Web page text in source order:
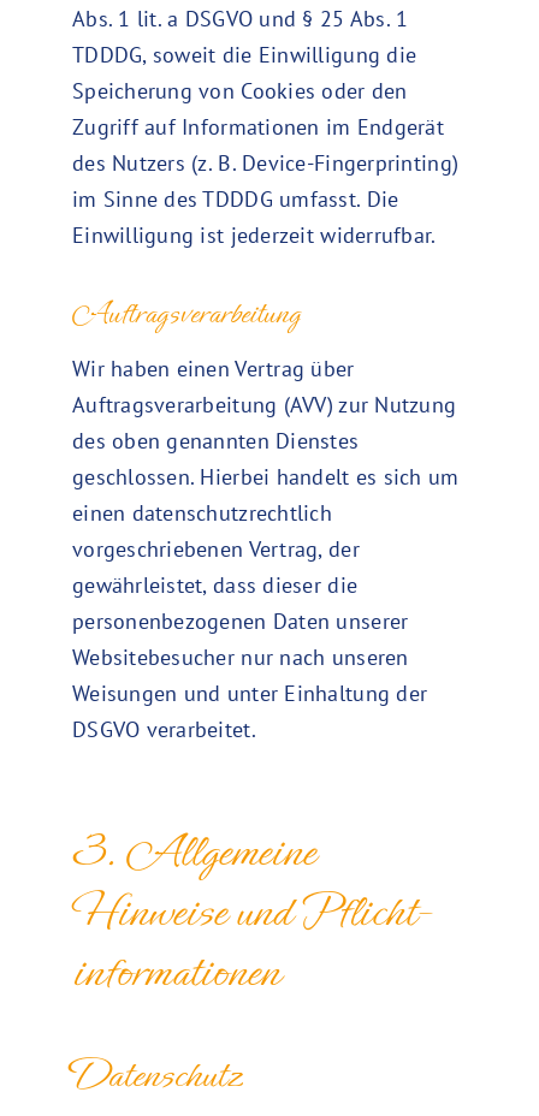
Abs. 1 lit. a DSGVO und § 25 Abs. 1
TDDDG, soweit die Einwilligung die
Speicherung von Cookies oder den
Zugriff auf Informationen im Endgerät
des Nutzers (z. B. Device-Fingerprinting)
im Sinne des TDDDG umfasst. Die
Einwilligung ist jederzeit widerrufbar.
Auftragsverarbeitung
Wir haben einen Vertrag über
Auftragsverarbeitung (AVV) zur Nutzung
des oben genannten Dienstes
geschlossen. Hierbei handelt es sich um
einen datenschutzrechtlich
vorgeschriebenen Vertrag, der
gewährleistet, dass dieser die
personenbezogenen Daten unserer
Websitebesucher nur nach unseren
Weisungen und unter Einhaltung der
DSGVO verarbeitet.
3. Allgemeine
Hinweise und Pflicht­
informationen
Datenschutz